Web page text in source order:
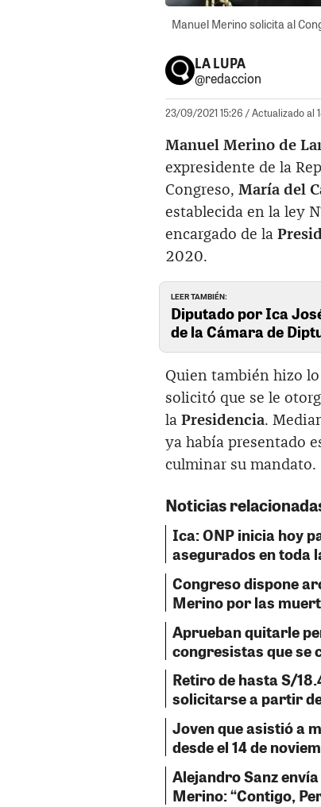
Manuel Merino solicita al
LA LUPA
@redaccion
23/09/2021 15:26 / Actualizado al
Manuel Merino de
expresidente de la
Congreso, María del
establecida en la ley
encargado de la
2020.
LEER TAMBIÉN:
Diputado por Ica
de la Cámara de
Quien también hizo
solicitó que se le
la Presidencia.
ya había presentado
culminar su mandato.
Noticias
Ica: ONP inicia hoy
asegurados en toda
Congreso dispone
Merino por las
Aprueban quitarle
congresistas que se
Retiro de hasta S/
solicitarse a partir
Joven que asistió a
desde el 14 de
Alejandro Sanz
Merino: “Contigo,